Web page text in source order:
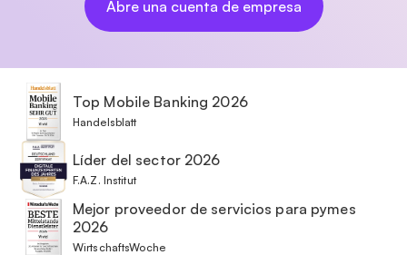
Abre una cuenta de empresa
Top Mobile Banking 2026
Handelsblatt
Líder del sector 2026
F.A.Z. Institut
Mejor proveedor de servicios para pymes
2026
WirtschaftsWoche